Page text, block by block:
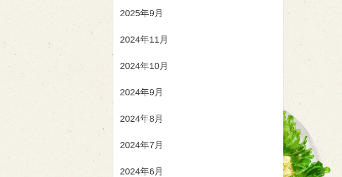
2025年9月
2024年11月
2024年10月
2024年9月
2024年8月
2024年7月
2024年6月